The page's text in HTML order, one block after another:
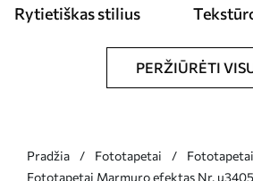
Rytietiškas stilius
PERŽIŪRĖTI
Pradžia Fototapetai
Fototapetai Marmuro efektas Nr.